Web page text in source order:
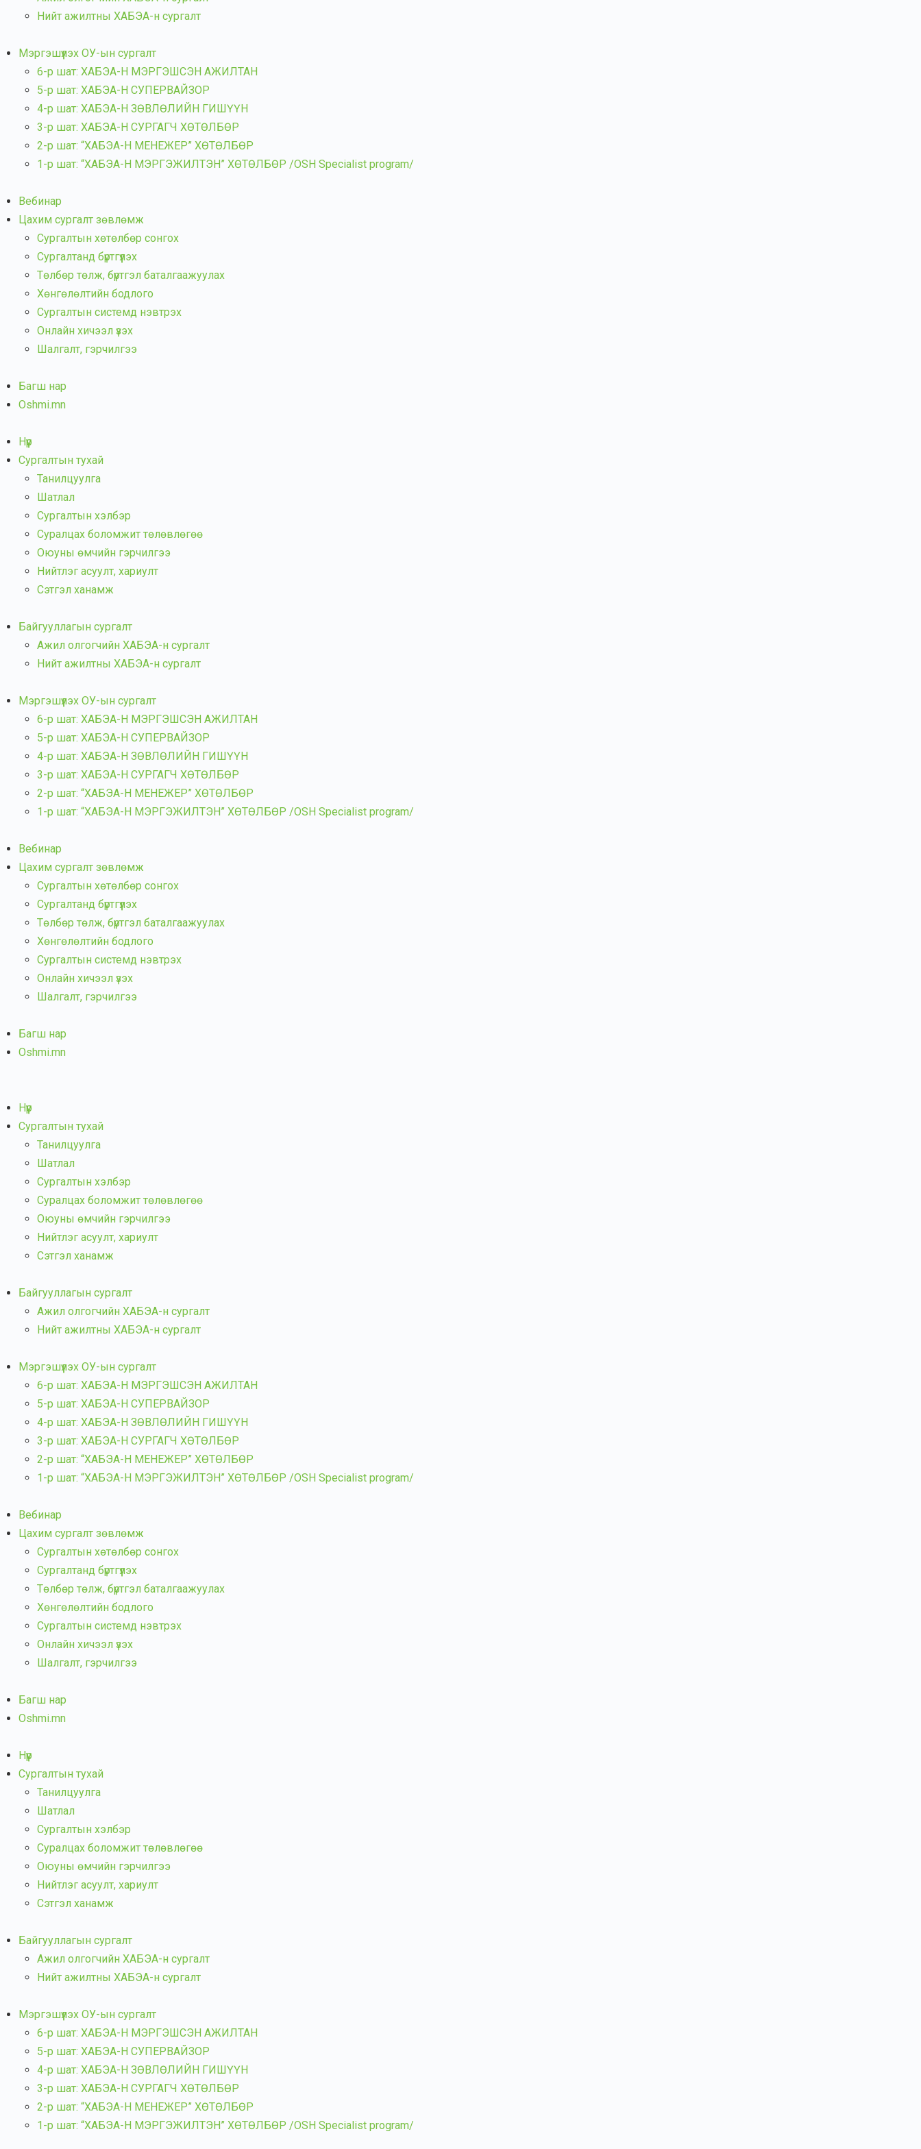
Нийт ажилтны ХАБЭА-н сургалт
Мэргэшүүлэх ОУ-ын сургалт
6-р шат: ХАБЭА-Н МЭРГЭШСЭН АЖИЛТАН
5-р шат: ХАБЭА-Н СУПЕРВАЙЗОР
4-р шат: ХАБЭА-Н ЗӨВЛӨЛИЙН ГИШҮҮН
3-р шат: ХАБЭА-Н СУРГАГЧ ХӨТӨЛБӨР
2-р шат: “ХАБЭА-Н МЕНЕЖЕР” ХӨТӨЛБӨР
1-р шат: “ХАБЭА-Н МЭРГЭЖИЛТЭН” ХӨТӨЛБӨР /OSH Specialist program/
Вебинар
Цахим сургалт зөвлөмж
Сургалтын хөтөлбөр сонгох
Сургалтанд бүртгүүлэх
Төлбөр төлж, бүртгэл баталгаажуулах
Хөнгөлөлтийн бодлого
Сургалтын системд нэвтрэх
Онлайн хичээл үзэх
Шалгалт, гэрчилгээ
Багш нар
Oshmi.mn
Нүүр
Сургалтын тухай
Танилцуулга
Шатлал
Сургалтын хэлбэр
Суралцах боломжит төлөвлөгөө
Оюуны өмчийн гэрчилгээ
Нийтлэг асуулт, хариулт
Сэтгэл ханамж
Байгууллагын сургалт
Ажил олгогчийн ХАБЭА-н сургалт
Нийт ажилтны ХАБЭА-н сургалт
Мэргэшүүлэх ОУ-ын сургалт
6-р шат: ХАБЭА-Н МЭРГЭШСЭН АЖИЛТАН
5-р шат: ХАБЭА-Н СУПЕРВАЙЗОР
4-р шат: ХАБЭА-Н ЗӨВЛӨЛИЙН ГИШҮҮН
3-р шат: ХАБЭА-Н СУРГАГЧ ХӨТӨЛБӨР
2-р шат: “ХАБЭА-Н МЕНЕЖЕР” ХӨТӨЛБӨР
1-р шат: “ХАБЭА-Н МЭРГЭЖИЛТЭН” ХӨТӨЛБӨР /OSH Specialist program/
Вебинар
Цахим сургалт зөвлөмж
Сургалтын хөтөлбөр сонгох
Сургалтанд бүртгүүлэх
Төлбөр төлж, бүртгэл баталгаажуулах
Хөнгөлөлтийн бодлого
Сургалтын системд нэвтрэх
Онлайн хичээл үзэх
Шалгалт, гэрчилгээ
Багш нар
Oshmi.mn
Нүүр
Сургалтын тухай
Танилцуулга
Шатлал
Сургалтын хэлбэр
Суралцах боломжит төлөвлөгөө
Оюуны өмчийн гэрчилгээ
Нийтлэг асуулт, хариулт
Сэтгэл ханамж
Байгууллагын сургалт
Ажил олгогчийн ХАБЭА-н сургалт
Нийт ажилтны ХАБЭА-н сургалт
Мэргэшүүлэх ОУ-ын сургалт
6-р шат: ХАБЭА-Н МЭРГЭШСЭН АЖИЛТАН
5-р шат: ХАБЭА-Н СУПЕРВАЙЗОР
4-р шат: ХАБЭА-Н ЗӨВЛӨЛИЙН ГИШҮҮН
3-р шат: ХАБЭА-Н СУРГАГЧ ХӨТӨЛБӨР
2-р шат: “ХАБЭА-Н МЕНЕЖЕР” ХӨТӨЛБӨР
1-р шат: “ХАБЭА-Н МЭРГЭЖИЛТЭН” ХӨТӨЛБӨР /OSH Specialist program/
Вебинар
Цахим сургалт зөвлөмж
Сургалтын хөтөлбөр сонгох
Сургалтанд бүртгүүлэх
Төлбөр төлж, бүртгэл баталгаажуулах
Хөнгөлөлтийн бодлого
Сургалтын системд нэвтрэх
Онлайн хичээл үзэх
Шалгалт, гэрчилгээ
Багш нар
Oshmi.mn
Нүүр
Сургалтын тухай
Танилцуулга
Шатлал
Сургалтын хэлбэр
Суралцах боломжит төлөвлөгөө
Оюуны өмчийн гэрчилгээ
Нийтлэг асуулт, хариулт
Сэтгэл ханамж
Байгууллагын сургалт
Ажил олгогчийн ХАБЭА-н сургалт
Нийт ажилтны ХАБЭА-н сургалт
Мэргэшүүлэх ОУ-ын сургалт
6-р шат: ХАБЭА-Н МЭРГЭШСЭН АЖИЛТАН
5-р шат: ХАБЭА-Н СУПЕРВАЙЗОР
4-р шат: ХАБЭА-Н ЗӨВЛӨЛИЙН ГИШҮҮН
3-р шат: ХАБЭА-Н СУРГАГЧ ХӨТӨЛБӨР
2-р шат: “ХАБЭА-Н МЕНЕЖЕР” ХӨТӨЛБӨР
1-р шат: “ХАБЭА-Н МЭРГЭЖИЛТЭН” ХӨТӨЛБӨР /OSH Specialist program/